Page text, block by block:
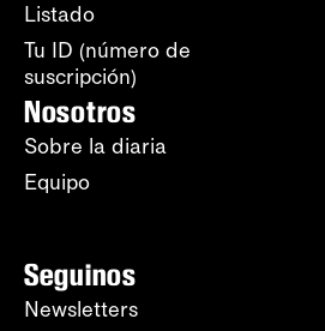
Listado
Tu ID (número de
suscripción)
Nosotros
Sobre la diaria
Equipo
Seguinos
Newsletters